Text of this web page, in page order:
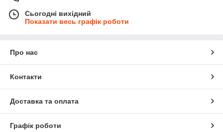
Сьогодні вихідний
Показати весь графік роботи
Про нас
Контакти
Доставка та оплата
Графік роботи